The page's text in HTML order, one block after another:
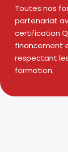
Toutes nos
partenariat
certification
financement
respectant
formation.